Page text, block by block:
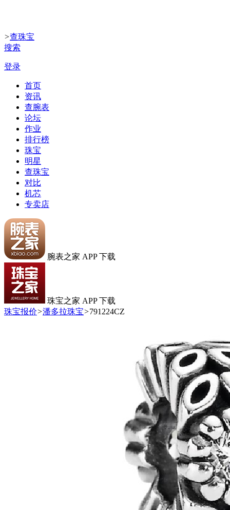
>查珠宝
搜索
登录
首页
资讯
查腕表
论坛
作业
排行榜
珠宝
明星
查珠宝
对比
机芯
专卖店
腕表之家 APP 下载
珠宝之家 APP 下载
珠宝报价>潘多拉珠宝>791224CZ